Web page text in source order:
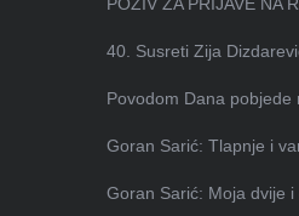
40. Susreti Zija
Povodom Dana pobjede
Goran Sarić: Tlapnje i
Goran Sarić: Moja dvije i